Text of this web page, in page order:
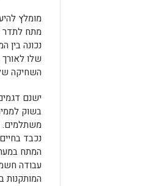
מומלץ
מתח לתדר
נכונה
שלו
השחיקה
ישנם
בשוק
משתלמים.
נכבד
המתח
עבודה
המותקנות